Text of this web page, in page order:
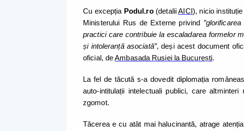
Cu excepția Podul.ro(detaliiAICI), nicio
Ministerului Rus de Externe privind
practici care contribuie la escaladarea formelor
și intoleranță asociată”, deși acest document
oficial, deAmbasada Rusiei la București.
La fel de tăcută s-a dovedit diplomația
auto-intitulații intelectuali publici, care
zgomot.
Tăcerea e cu atât mai halucinantă, atrage